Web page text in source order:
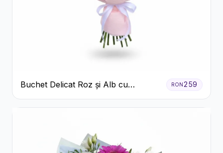
Buchet Delicat Roz și Alb cu
Trandafiri și Lisianthus
RON259